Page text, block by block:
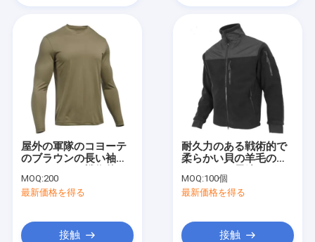
屋外の軍隊のコヨーテ
のブラウンの長い袖の
技術の軍の衣服
MOQ:200
最新価格を得る
接触
耐久力のある戦術的で
柔らかい貝の羊毛のジ
る耐久性
MOQ:100個
最新価格を得る
接触